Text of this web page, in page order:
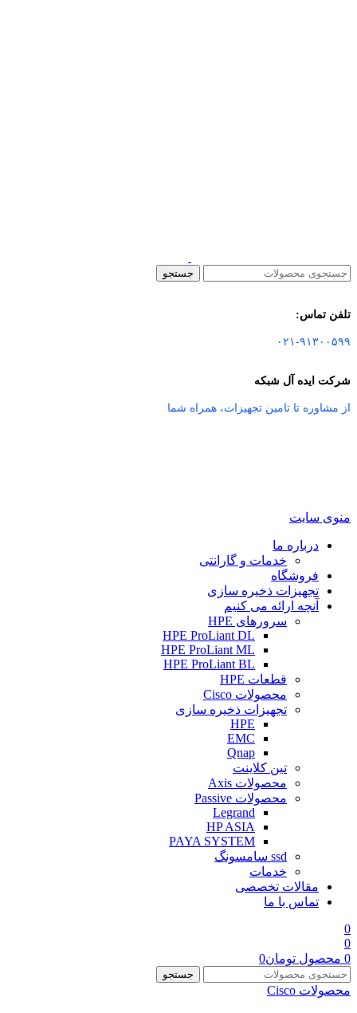
جستجو
تلفن تماس:
۰۲۱-۹۱۳۰۰۵۹۹
شرکت ایده آل شبکه
از مشاوره تا تامین تجهیزات، همراه شما
منوی سایت
درباره ما
خدمات و گارانتی
فروشگاه
تجهیزات ذخیره سازی
آنچه ارائه می کنیم
سرورهای HPE
HPE ProLiant DL
HPE ProLiant ML
HPE ProLiant BL
قطعات HPE
محصولات Cisco
تجهیزات ذخیره سازی
HPE
EMC
Qnap
تین کلاینت
محصولات Axis
محصولات Passive
Legrand
HP ASIA
PAYA SYSTEM
ssd سامسونگ
خدمات
مقالات تخصصی
تماس با ما
0
0
0 محصول تومان0
جستجو
محصولات Cisco